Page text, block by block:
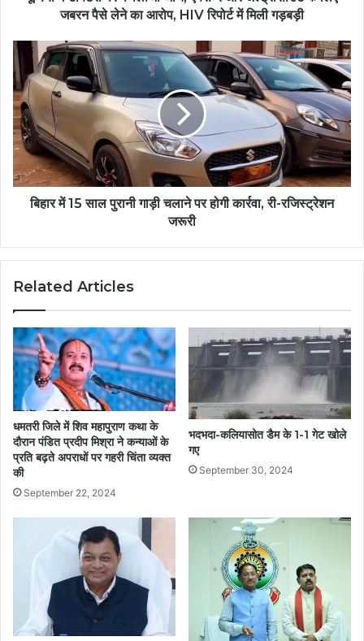
जबरन पैसे लेने का आरोप, HIV रिपोर्ट में मिली गड़बड़ी
बिहार में 15 साल पुरानी गाड़ी चलाने पर होगी कार्रवा, री-रजिस्ट्रेशन
जरूरी
Related Articles
धमतरी जिले में शिव महापुराण कथा के
दौरान पंडित प्रदीप मिश्रा ने कन्याओं के
प्रति बढ़ते अपराधों पर गहरी चिंता व्यक्त
की
September 22, 2024
भदभदा-कलियासोत डैम के 1-1 गेट खोले
गए
September 30, 2024